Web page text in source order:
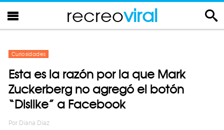
recreoviral
Curiosidades
Esta es la razón por la que Mark
Zuckerberg no agregó el botón
“Dislike” a Facebook
Por Diana Diaz